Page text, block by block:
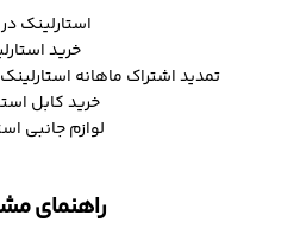
استارلینک در
خرید
تمدید اشتراک ماهانه
خرید کابل
لوازم جانبی
راهنمای